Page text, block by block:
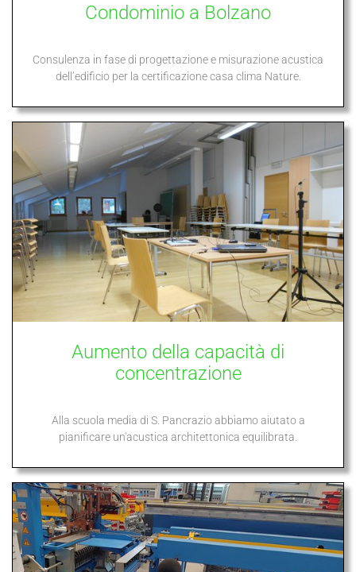
Condominio a Bolzano
Consulenza in fase di progettazione e misurazione acustica
dell’edificio per la certificazione casa clima Nature.
Aumento della capacità di
concentrazione
Alla scuola media di S. Pancrazio abbiamo aiutato a
pianificare un'acustica architettonica equilibrata.